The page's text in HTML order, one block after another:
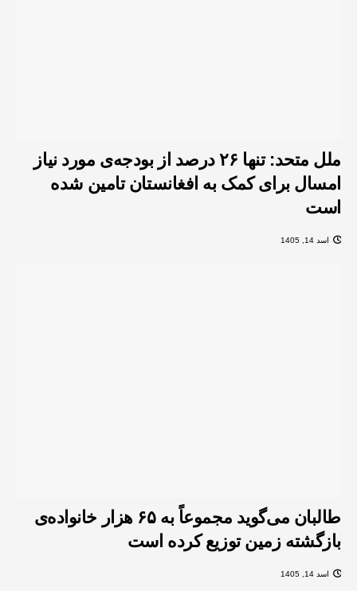
ملل متحد: تنها ۲۶ درصد از بودجه‌ی مورد نیاز
امسال برای کمک به افغانستان تامین شده
است
اسد 14, 1405
طالبان می‌گوید مجموعاً به ۶۵ هزار خانواده‌ی
بازگشته زمین توزیع کرده است
اسد 14, 1405